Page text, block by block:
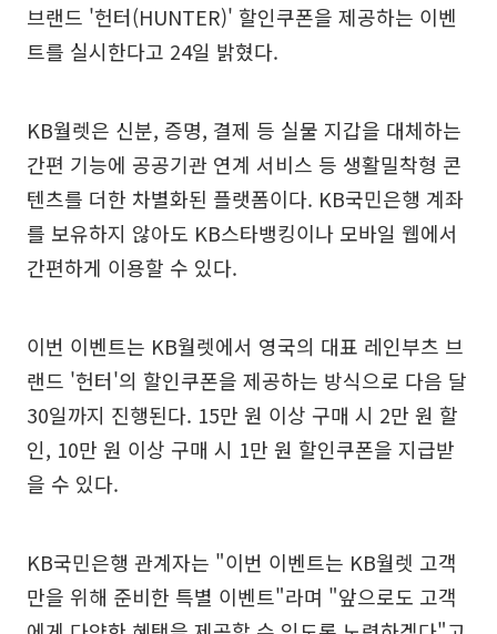
브랜드 '헌터(HUNTER)' 할인쿠폰을 제공하는 이벤
트를 실시한다고 24일 밝혔다.
KB월렛은 신분, 증명, 결제 등 실물 지갑을 대체하는
간편 기능에 공공기관 연계 서비스 등 생활밀착형 콘
텐츠를 더한 차별화된 플랫폼이다. KB국민은행 계좌
를 보유하지 않아도 KB스타뱅킹이나 모바일 웹에서
간편하게 이용할 수 있다.
이번 이벤트는 KB월렛에서 영국의 대표 레인부츠 브
랜드 '헌터'의 할인쿠폰을 제공하는 방식으로 다음 달
30일까지 진행된다. 15만 원 이상 구매 시 2만 원 할
인, 10만 원 이상 구매 시 1만 원 할인쿠폰을 지급받
을 수 있다.
KB국민은행 관계자는 "이번 이벤트는 KB월렛 고객
만을 위해 준비한 특별 이벤트"라며 "앞으로도 고객